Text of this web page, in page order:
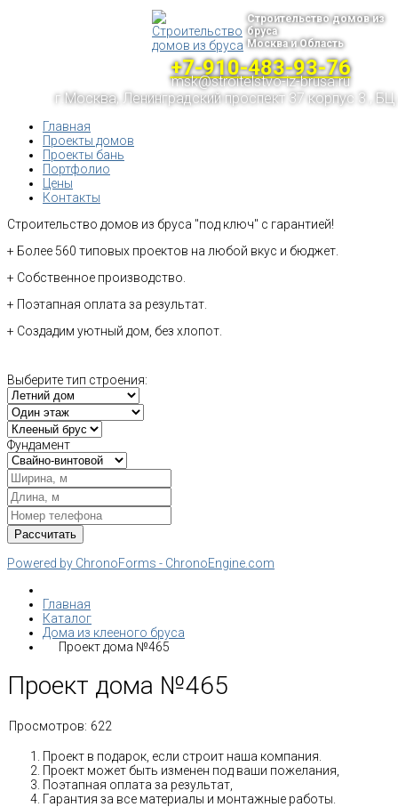
Строительство домов из
бруса
Москва и Область
+7-910-483-93-76
msk@stroitelstvo-iz-brusa.ru
г.Москва, Ленинградский проспект 37 корпус 3 , БЦ
Главная
Проекты домов
Проекты бань
Портфолио
Цены
Контакты
Строительство домов из бруса "под ключ" с гарантией!
+ Более 560 типовых проектов на любой вкус и бюджет.
+ Собственное производство.
+ Поэтапная оплата за результат.
+ Создадим уютный дом, без хлопот.
Выберите тип строения:
Фундамент
Powered by ChronoForms - ChronoEngine.com
Главная
Каталог
Дома из клееного бруса
Проект дома №465
Проект дома №465
Просмотров: 622
Проект в подарок, если строит наша компания.
Проект может быть изменен под ваши пожелания,
Поэтапная оплата за результат,
Гарантия за все материалы и монтажные работы.